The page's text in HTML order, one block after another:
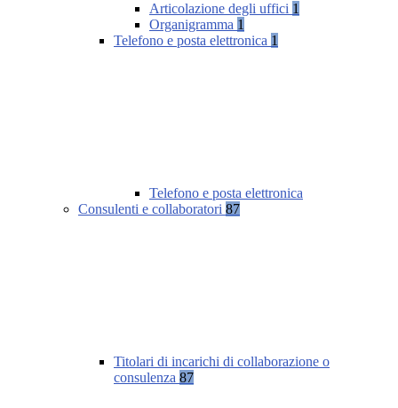
Articolazione degli uffici 1
Organigramma 1
Telefono e posta elettronica 1
Telefono e posta elettronica
Consulenti e collaboratori 87
Titolari di incarichi di collaborazione o
consulenza 87